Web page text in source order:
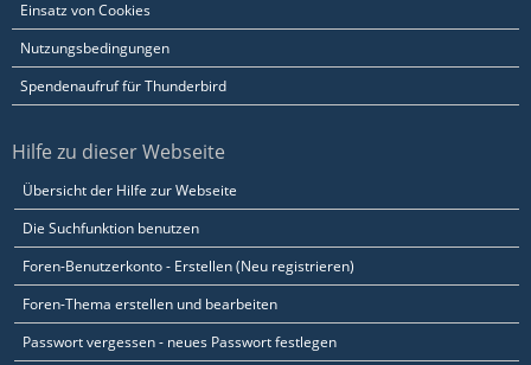
Einsatz von Cookies
Nutzungsbedingungen
Spendenaufruf für Thunderbird
Hilfe zu dieser Webseite
Übersicht der Hilfe zur Webseite
Die Suchfunktion benutzen
Foren-Benutzerkonto - Erstellen (Neu registrieren)
Foren-Thema erstellen und bearbeiten
Passwort vergessen - neues Passwort festlegen